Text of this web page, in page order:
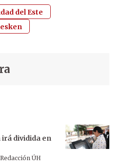
del Este
dividida en
Redacción ÚH